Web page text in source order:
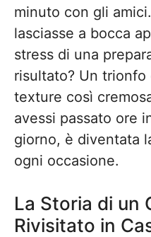
minuto con gli
lasciasse a bocca
stress di una
risultato? Un
texture così
avessi passato ore
giorno, è diventata
ogni occasione.
La Storia di un
Rivisitato in